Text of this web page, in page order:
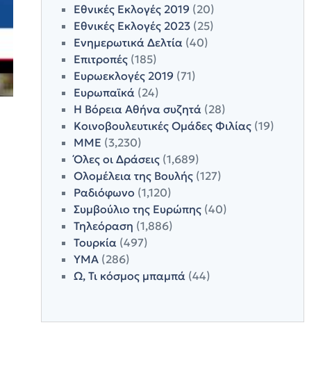
Εθνικές Εκλογές 2019 (20)
Εθνικές Εκλογές 2023(25)
Ενημερωτικά Δελτία(40)
Επιτροπές(185)
Ευρωεκλογές 2019 (71)
Ευρωπαϊκά(24)
Η Βόρεια Αθήνα συζητά(28)
Κοινοβουλευτικές Ομάδες Φιλίας(19)
ΜΜΕ (3,230)
Όλες οι Δράσεις(1,689)
Ολομέλεια της Βουλής(127)
Ραδιόφωνο (1,120)
Συμβούλιο της Ευρώπης(40)
Τηλεόραση (1,886)
Τουρκία(497)
ΥΜΑ(286)
Ω, Τι κόσμος μπαμπά(44)